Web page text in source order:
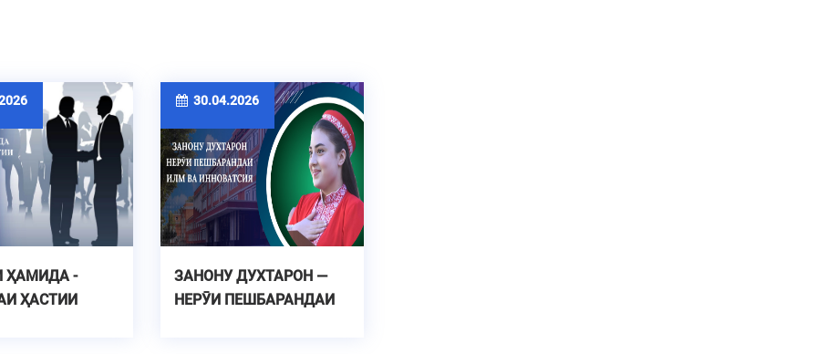
ҲАМИДА -
ҲАСТИИ
30.04.2026
ЗАНОНУ ДУХТАРОН —
НЕРӮИ ПЕШБАРАНДАИ